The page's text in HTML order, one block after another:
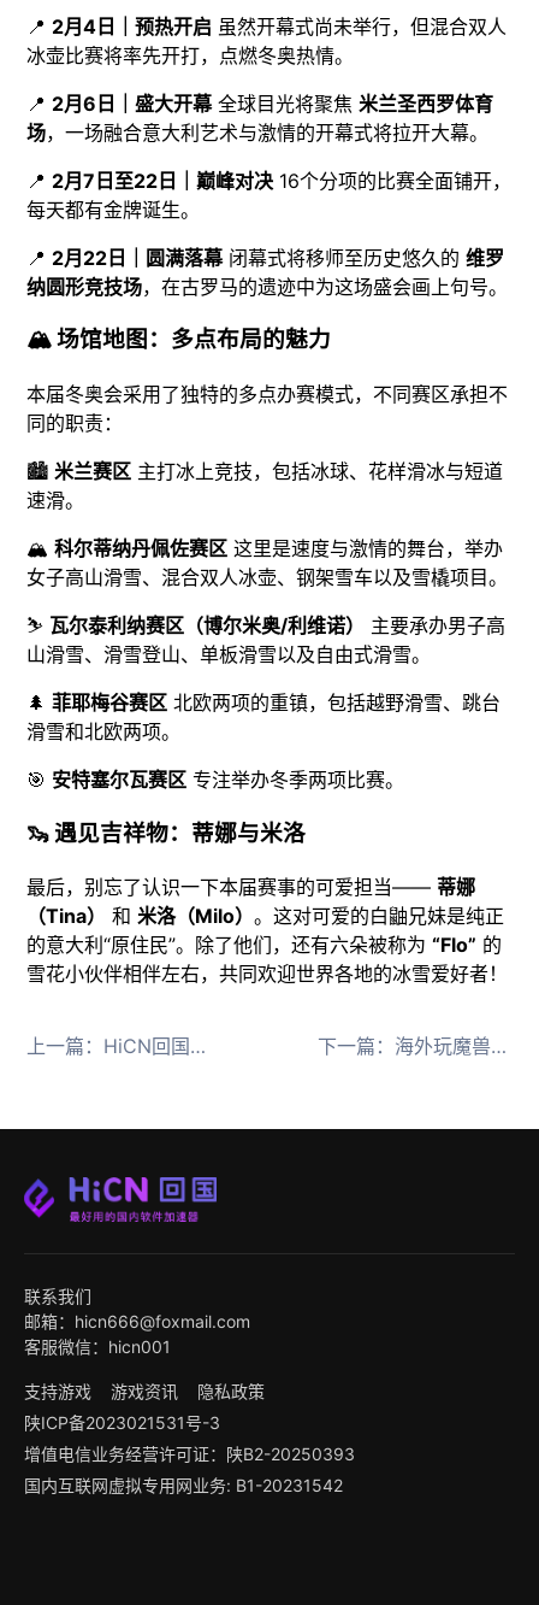
📍 2月4日｜预热开启 虽然开幕式尚未举行，但混合双人
冰壶比赛将率先开打，点燃冬奥热情。
📍 2月6日｜盛大开幕全球目光将聚焦 米兰圣西罗体育
场，一场融合意大利艺术与激情的开幕式将拉开大幕。
📍 2月7日至22日｜巅峰对决 16个分项的比赛全面铺开，
每天都有金牌诞生。
📍 2月22日｜圆满落幕闭幕式将移师至历史悠久的维罗
纳圆形竞技场，在古罗马的遗迹中为这场盛会画上句号。
🏔️ 场馆地图：多点布局的魅力
本届冬奥会采用了独特的多点办赛模式，不同赛区承担不
同的职责：
🏙️米兰赛区 主打冰上竞技，包括冰球、花样滑冰与短道
速滑。
🏔️科尔蒂纳丹佩佐赛区 这里是速度与激情的舞台，举办
女子高山滑雪、混合双人冰壶、钢架雪车以及雪橇项目。
⛷️ 瓦尔泰利纳赛区（博尔米奥/利维诺）
主要承办男子高
山滑雪、滑雪登山、单板滑雪以及自由式滑雪。
🌲菲耶梅谷赛区 北欧两项的重镇，包括越野滑雪、跳台
滑雪和北欧两项。
🎯 安特塞尔瓦赛区 专注举办冬季两项比赛。
🦦 遇见吉祥物：蒂娜与米洛
最后，别忘了认识一下本届赛事的可爱担当——蒂娜
（Tina）
和米洛（Milo）。这对可爱的白鼬兄妹是纯正
的意大利“原住民”。除了他们，还有六朵被称为“Flo” 的
雪花小伙伴相伴左右，共同欢迎世界各地的冰雪爱好者！
上一篇： HiCN回国加速器解决海外玩三角洲行动国服高延迟 下一篇： 海外玩魔兽世界时光服延迟高怎么办用HiCN回国加速器畅玩毒蛇神殿
联系我们
邮箱：hicn666@foxmail.com
客服微信：hicn001
支持游戏 游戏资讯
隐私政策
陕ICP备2023021531号-3
增值电信业务经营许可证：陕B2-20250393
国内互联网虚拟专用网业务: B1-20231542